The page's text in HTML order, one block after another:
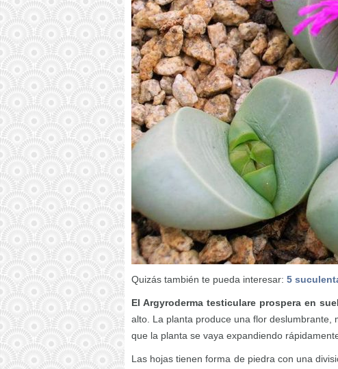
Quizás también te pueda interesar: 5
El Argyroderma testiculare prospera en
alto. La planta produce una flor deslumbrante,
que la planta se vaya expandiendo
Las hojas tienen forma de piedra con una